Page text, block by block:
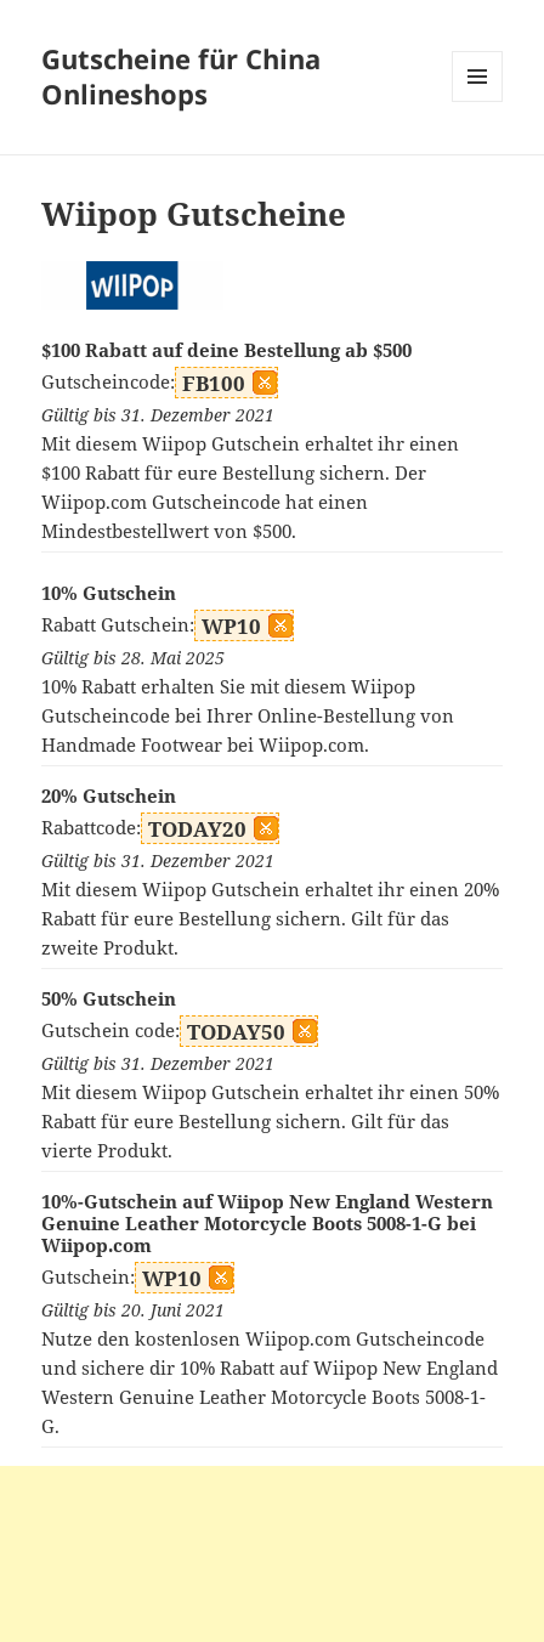
Gutscheine für China
Onlineshops
Wiipop Gutscheine
$100 Rabatt auf deine Bestellung ab $500
Gutscheincode: FB100
Gültig bis 31. Dezember 2021
Mit diesem Wiipop Gutschein erhaltet ihr einen
$100 Rabatt für eure Bestellung sichern. Der
Wiipop.com Gutscheincode hat einen
Mindestbestellwert von $500.
10% Gutschein
Rabatt Gutschein: WP10
Gültig bis 28. Mai 2025
10% Rabatt erhalten Sie mit diesem Wiipop
Gutscheincode bei Ihrer Online-Bestellung von
Handmade Footwear bei Wiipop.com.
20% Gutschein
Rabattcode: TODAY20
Gültig bis 31. Dezember 2021
Mit diesem Wiipop Gutschein erhaltet ihr einen 20%
Rabatt für eure Bestellung sichern. Gilt für das
zweite Produkt.
50% Gutschein
Gutschein code: TODAY50
Gültig bis 31. Dezember 2021
Mit diesem Wiipop Gutschein erhaltet ihr einen 50%
Rabatt für eure Bestellung sichern. Gilt für das
vierte Produkt.
10%-Gutschein auf Wiipop New England Western
Genuine Leather Motorcycle Boots 5008-1-G bei
Wiipop.com
Gutschein: WP10
Gültig bis 20. Juni 2021
Nutze den kostenlosen Wiipop.com Gutscheincode
und sichere dir 10% Rabatt auf Wiipop New England
Western Genuine Leather Motorcycle Boots 5008-1-
G.